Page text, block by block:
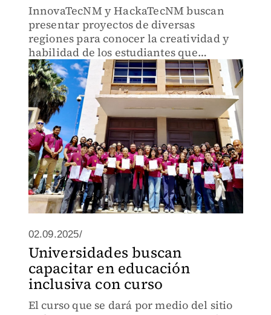
InnovaTecNM y HackaTecNM buscan
presentar proyectos de diversas
regiones para conocer la creatividad y
habilidad de los estudiantes que
integran el Tecnológico Nacional de
México.
02.09.2025/
Universidades buscan
capacitar en educación
inclusiva con curso
El curso que se dará por medio del sitio